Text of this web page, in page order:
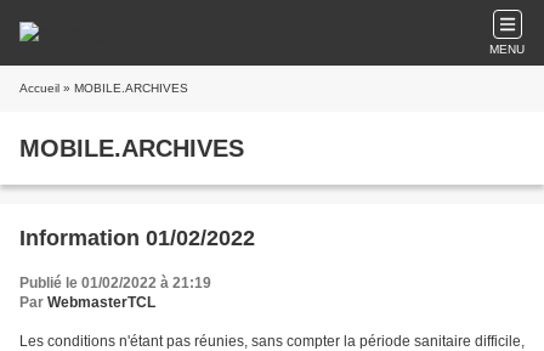
MENU
Accueil » MOBILE.ARCHIVES
MOBILE.ARCHIVES
Information 01/02/2022
Publié le 01/02/2022 à 21:19
Par WebmasterTCL
Les conditions n'étant pas réunies, sans compter la période sanitaire difficile,